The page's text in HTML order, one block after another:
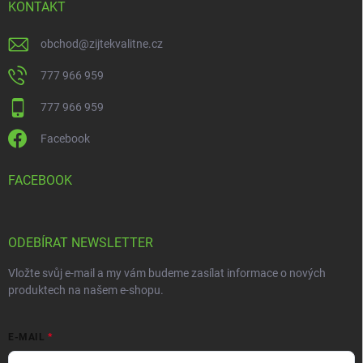
KONTAKT
obchod@zijtekvalitne.cz
777 966 959
777 966 959
Facebook
FACEBOOK
ODEBÍRAT NEWSLETTER
Vložte svůj e-mail a my vám budeme zasílat informace o nových
produktech na našem e-shopu.
E-MAIL